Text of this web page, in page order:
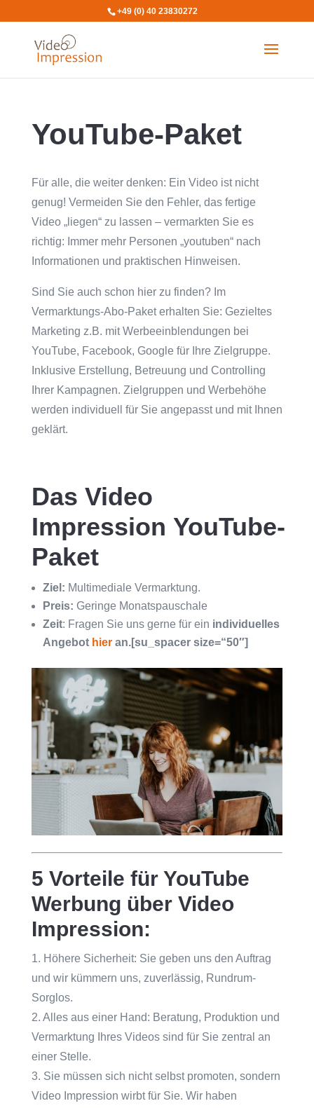
+49 (0) 40 23830272
YouTube-Paket
Für alle, die weiter denken: Ein Video ist nicht
genug! Vermeiden Sie den Fehler, das fertige
Video „liegen“ zu lassen – vermarkten Sie es
richtig: Immer mehr Personen „youtuben“ nach
Informationen und praktischen Hinweisen.
Sind Sie auch schon hier zu finden? Im
Vermarktungs-Abo-Paket erhalten Sie: Gezieltes
Marketing z.B. mit Werbeeinblendungen bei
YouTube, Facebook, Google für Ihre Zielgruppe.
Inklusive Erstellung, Betreuung und Controlling
Ihrer Kampagnen. Zielgruppen und Werbehöhe
werden individuell für Sie angepasst und mit Ihnen
geklärt.
Das Video
Impression YouTube-
Paket
Ziel: Multimediale Vermarktung.
Preis: Geringe Monatspauschale
Zeit: Fragen Sie uns gerne für ein individuelles
Angebot hieran.[su_spacer size=“50″]
5 Vorteile für YouTube
Werbung über Video
Impression:
1. Höhere Sicherheit: Sie geben uns den Auftrag
und wir kümmern uns, zuverlässig, Rundrum-
Sorglos.
2. Alles aus einer Hand: Beratung, Produktion und
Vermarktung Ihres Videos sind für Sie zentral an
einer Stelle.
3. Sie müssen sich nicht selbst promoten, sondern
Video Impression wirbt für Sie. Wir haben